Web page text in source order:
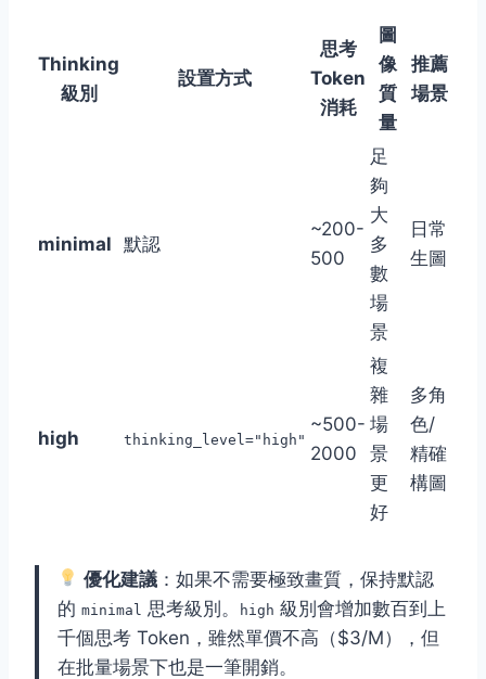
Thinking
級別
設置方式
思考
Token
消耗
圖
像
質
量
推薦
場景
minimal 默認
~200-
500
足
夠
大
多
數
場
景
日常
生圖
high thinking_level="high"
~500-
2000
複
雜
場
景
更
好
多角
色/
精確
構圖
優化建議 ：如果不需要極致畫質，保持默認
的 minimal 思考級別。 high 級別會增加數百到上
千個思考 Token，雖然單價不高（$3/M），但
在批量場景下也是一筆開銷。